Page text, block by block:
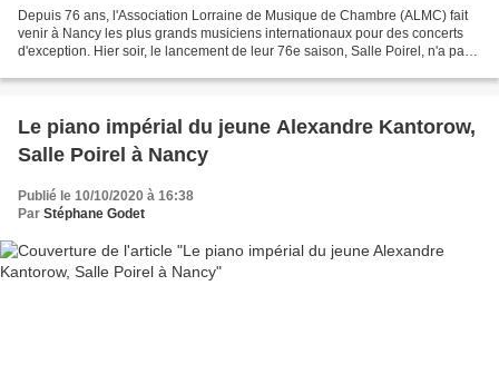
Depuis 76 ans, l'Association Lorraine de Musique de Chambre (ALMC) fait
venir à Nancy les plus grands musiciens internationaux pour des concerts
d'exception. Hier soir, le lancement de leur 76e saison, Salle Poirel, n'a pas
Le piano impérial du jeune Alexandre Kantorow,
Salle Poirel à Nancy
Publié le 10/10/2020 à 16:38
Par Stéphane Godet